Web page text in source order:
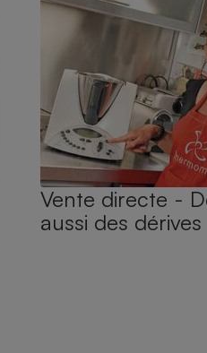
Vente directe -
aussi des dérives